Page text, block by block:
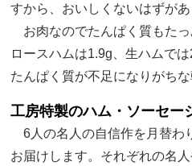
すから、おいしくないはずがあ
お肉なのでたんぱく質もたっ
ロースハムは1.9g、生ハムで
たんぱく質が不足になりがちな
工房特製のハム・ソーセー
6人の名人の自信作を月替わ
お届けします。それぞれの名